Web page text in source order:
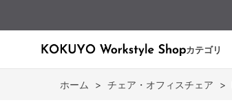
カテゴリ
ホーム > チェア・オフィスチェア >